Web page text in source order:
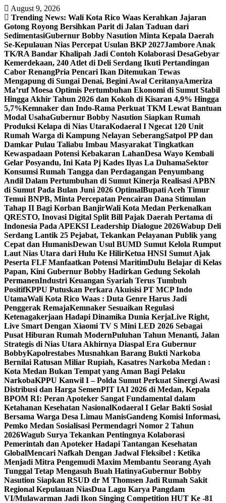
Skip
to
content
August 9, 2026
Trending News: Wali Kota Rico Waas Kerahkan Jajaran
Gotong Royong Bersihkan Parit di Jalan Taduan dari
SedimentasiGubernur Bobby Nasution Minta Kepala Daerah
Se-Kepulauan Nias Percepat Usulan BKP 2027Jambore Anak
TK/RA Bandar Khalipah Jadi Contoh Kolaborasi DesaGebyar
Kemerdekaan, 240 Atlet di Deli Serdang Ikuti Pertandingan
Cabor RenangPria Pencari Ikan Ditemukan Tewas
Mengapung di Sungai Denai, Begini Awal Ceritanya‎Ameriza
Ma’ruf Moesa‎ Optimis Pertumbuhan Ekonomi di Sumut Stabil
Hingga Akhir Tahun 2026 dan Kokoh di Kisaran 4,9% Hingga
5,7%Kemnaker dan Indo-Rama Perkuat TKM Lewat Bantuan
Modal UsahaGubernur Bobby Nasution Siapkan Rumah
Produksi Kelapa di Nias UtaraKodaeral I Ngecat 120 Unit
Rumah Warga di Kampung Nelayan SeberangSatpol PP dan
Damkar Pulau Taliabu Imbau Masyarakat Tingkatkan
Kewaspadaan Potensi Kebakaran LahanDesa Wayo Kembali
Gelar Posyandu, Ini Kata Pj Kades Ilyas La DuhamaSektor
Konsumsi Rumah Tangga dan Perdagangan Penyumbang
Andil Dalam Pertumbuhan di Sumut ‎ Kinerja Realisasi APBN
di Sumut Pada Bulan Juni 2026 Optimal‎‎Bupati Aceh Timur
Temui BNPB, Minta Percepatan Pencairan Dana Stimulan
Tahap II Bagi Korban BanjirWali Kota Medan Perkenalkan
QRESTO, Inovasi Digital Split Bill Pajak Daerah Pertama di
Indonesia Pada APEKSI Leadership Dialogue 2026Wabup Deli
Serdang Lantik 25 Pejabat, Tekankan Pelayanan Publik yang
Cepat dan HumanisDewan Usul BUMD Sumut Kelola Rumput
Laut Nias Utara dari Hulu Ke HilirKetua HNSI Sumut Ajak
Peserta FLF Manfaatkan Potensi MaritimDulu Belajar di Kelas
Papan, Kini Gubernur Bobby Hadirkan Gedung Sekolah
PermanenIndustri Keuangan Syariah Terus Tumbuh
PositifKPPU Putuskan Perkara Akuisisi PT MCP Indo
UtamaWali Kota Rico Waas : Duta Genre Harus Jadi
Penggerak RemajaKemnaker Sesuaikan Regulasi
Ketenagakerjaan Hadapi Dinamika Dunia KerjaLive Right,
Live Smart Dengan Xiaomi TV S Mini LED 2026 Sebagai
Pusat Hiburan Rumah ModernPuluhan Tahun Menanti, Jalan
Strategis di Nias Utara Akhirnya Diaspal Era Gubernur
BobbyKapolrestabes Musnahkan Barang Bukti Narkoba
Bernilai Ratusan Miliar Rupiah, Kasatres Narkoba Medan :
Kota Medan Bukan Tempat yang Aman Bagi Pelaku
NarkobaKPPU Kanwil I – Polda Sumut Perkuat Sinergi Awasi
Distribusi dan Harga SemenPIT IAI 2026 di Medan, Kepala
BPOM RI: Peran Apoteker Sangat Fundamental dalam
Ketahanan Kesehatan NasionalKodaeral I Gelar Bakti Sosial
Bersama Warga Desa Limau ManisGandeng Komisi Informasi,
Pemko Medan Sosialisasi Permendagri Nomor 2 Tahun
2026Wagub Surya Tekankan Pentingnya Kolaborasi
Pemerintah dan Apoteker Hadapi Tantangan Kesehatan
GlobalMencari Nafkah Dengan Jadwal Fleksibel : Ketika
Menjadi Mitra Pengemudi Maxim Membantu Seorang Ayah
Tunggal Tetap Mengasuh Buah HatinyaGubernur Bobby
Nasution Siapkan RSUD dr M Thomsen Jadi Rumah Sakit
Regional Kepulauan NiasDua Lagu Karya Pangdam
VI/Mulawarman Jadi Ikon Singing Competition HUT Ke -81